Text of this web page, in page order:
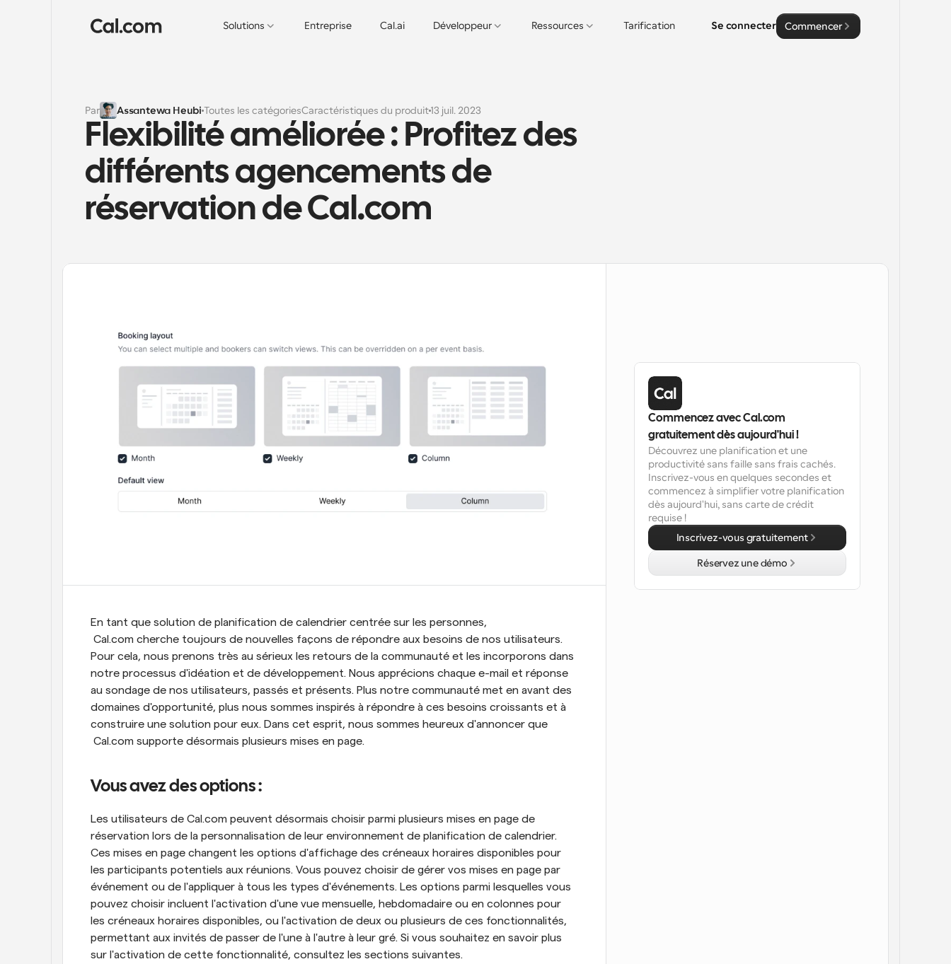
Solutions Entreprise Cal.ai Développeur Ressources Tarification Se connecter Commencer
Par Assantewa Heubi Toutes les catégoriesCaractéristiques du produit13 juil. 2023
Flexibilité améliorée : Profitez des
différents agencements de
réservation de Cal.com
En tant que solution de planification de calendrier centrée sur les personnes,
Cal.com cherche toujours de nouvelles façons de répondre aux besoins de nos utilisateurs.
Pour cela, nous prenons très au sérieux les retours de la communauté et les incorporons dans
notre processus d'idéation et de développement. Nous apprécions chaque e-mail et réponse
au sondage de nos utilisateurs, passés et présents. Plus notre communauté met en avant des
domaines d'opportunité, plus nous sommes inspirés à répondre à ces besoins croissants et à
construire une solution pour eux. Dans cet esprit, nous sommes heureux d'annoncer que
Cal.com supporte désormais plusieurs mises en page.
Vous avez des options :
Les utilisateurs de Cal.com peuvent désormais choisir parmi plusieurs mises en page de
réservation lors de la personnalisation de leur environnement de planification de calendrier.
Ces mises en page changent les options d'affichage des créneaux horaires disponibles pour
les participants potentiels aux réunions. Vous pouvez choisir de gérer vos mises en page par
événement ou de l'appliquer à tous les types d'événements. Les options parmi lesquelles vous
pouvez choisir incluent l'activation d'une vue mensuelle, hebdomadaire ou en colonnes pour
les créneaux horaires disponibles, ou l'activation de deux ou plusieurs de ces fonctionnalités,
permettant aux invités de passer de l'une à l'autre à leur gré. Si vous souhaitez en savoir plus
sur l'activation de cette fonctionnalité, consultez les sections suivantes.
Commencez avec Cal.com
gratuitement dès aujourd'hui !
Découvrez une planification et une
productivité sans faille sans frais cachés.
Inscrivez-vous en quelques secondes et
commencez à simplifier votre planification
dès aujourd'hui, sans carte de crédit
requise !
Inscrivez-vous gratuitement
Réservez une démo